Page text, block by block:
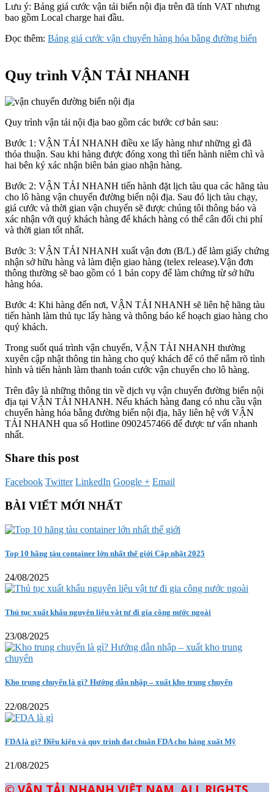
Lưu ý: Bảng giá cước vận tải biển nội địa trên đã tính VAT nhưng
bao gồm Local charge hai đầu.
Đọc thêm: Bảng giá cước vận chuyển hàng hóa bằng đường biển
Quy trình VẬN TẢI NHANH
Quy trình vận tải nội địa bao gồm các bước cơ bản sau:
Bước 1: VẬN TẢI NHANH điều xe lấy hàng như những gì đã
thỏa thuận. Sau khi hàng được đóng xong thì tiến hành niêm chì và
hai bên ký xác nhận biên bản giao nhận hàng.
Bước 2: VẬN TẢI NHANH tiến hành đặt lịch tàu qua các hãng tàu
cho lô hàng vận chuyển đường biển nội địa. Sau đó lịch tàu chạy,
giá cước và thời gian vận chuyển sẽ được chúng tôi thông báo và
xác nhận với quý khách hàng để khách hàng có thể cân đối chi phí
và thời gian tốt nhất.
Bước 3: VẬN TẢI NHANH xuất vận đơn (B/L) để làm giấy chứng
nhận sở hữu hàng và làm điện giao hàng (telex release).Vận đơn
thông thường sẽ bao gồm có 1 bản copy để làm chứng từ sở hữu
hàng hóa.
Bước 4: Khi hàng đến nơi, VẬN TẢI NHANH sẽ liên hệ hãng tàu
tiến hành làm thủ tục lấy hàng và thông báo kế hoạch giao hàng cho
quý khách.
Trong suốt quá trình vận chuyển, VẬN TẢI NHANH thường
xuyên cập nhật thông tin hàng cho quý khách để có thể nắm rõ tình
hình và tiến hành làm thanh toán cước vận chuyển cho lô hàng.
Trên đây là những thông tin về dịch vụ vận chuyển đường biển nội
địa tại VẬN TẢI NHANH. Nếu khách hàng đang có nhu cầu vận
chuyển hàng hóa bằng đường biển nội địa, hãy liên hệ với VẬN
TẢI NHANH qua số Hotline 0902457466 để được tư vấn nhanh
nhất.
Share this post
Facebook Twitter LinkedIn Google + Email
BÀI VIẾT MỚI NHẤT
Top 10 hãng tàu container lớn nhất thế giới Cập nhật 2025
24/08/2025
Thủ tục xuất khẩu nguyên liệu vật tư đi gia công nước ngoài
23/08/2025
Kho trung chuyển là gì? Hướng dẫn nhập – xuất kho trung chuyển
22/08/2025
FDA là gì? Điều kiện và quy trình đạt chuẩn FDA cho hàng xuất Mỹ
21/08/2025